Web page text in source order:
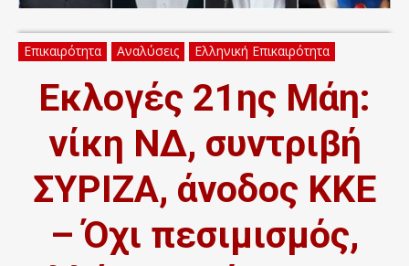
Επικαιρότητα Αναλύσεις Ελληνική Επικαιρότητα
Εκλογές 21ης Μάη:
νίκη ΝΔ, συντριβή
ΣΥΡΙΖΑ, άνοδος ΚΚΕ
– Όχι πεσιμισμός,